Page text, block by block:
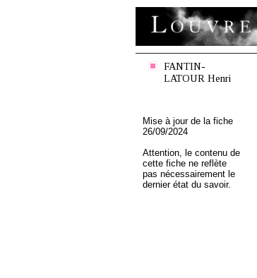
FANTIN-
LATOUR Henri
Mise à jour de la fiche
26/09/2024
Attention, le contenu de
cette fiche ne reflète
pas nécessairement le
dernier état du savoir.